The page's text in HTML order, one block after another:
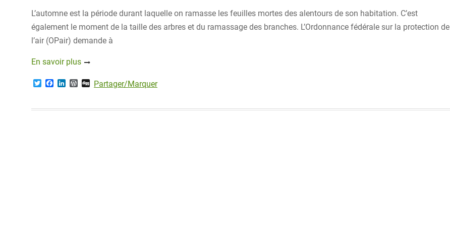
L’automne est la période durant laquelle on ramasse les feuilles mortes des alentours de son habitation. C’est
également le moment de la taille des arbres et du ramassage des branches. L’Ordonnance fédérale sur la protection de
l’air (OPair) demande à
En savoir plus
T
t
F
e
k
W
d
D
g
Partager/Marquer